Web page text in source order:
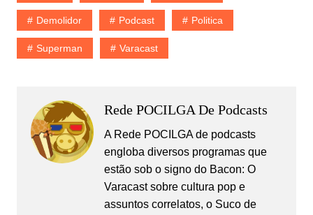
Demolidor Podcast Politica
Superman Varacast
Rede POCILGA De Podcasts
A Rede POCILGA de podcasts
engloba diversos programas que
estão sob o signo do Bacon: O
Varacast sobre cultura pop e
assuntos correlatos, o Suco de